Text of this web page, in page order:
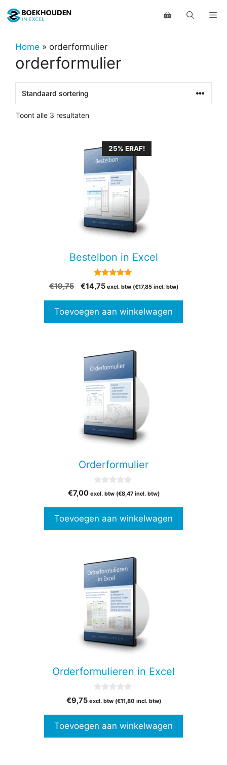
naar
inhoudHome » orderformulier
orderformulier
Toont alle 3 resultaten
25% ERAF!
Bestelbon in Excel
van 5
€19,75
Oorspronkelijke
€19,75.
€14,75Huidige
€14,75.
excl. btw (€17,85incl. btw)
Toevoegen aan winkelwagen
Orderformulier
v
5
€7,00 excl. btw (€8,47incl. btw)
Toevoegen aan winkelwagen
Orderformulieren in Excel
v
5
€9,75 excl. btw (€11,80 incl. btw)
Toevoegen aan winkelwagen